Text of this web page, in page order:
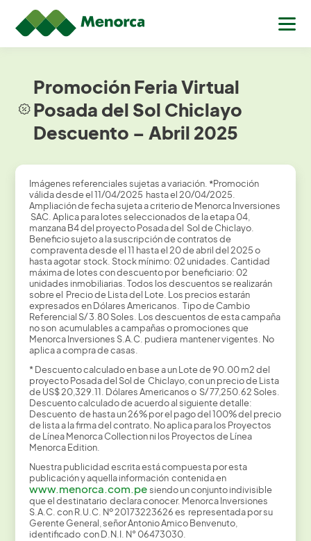
Promoción Feria Virtual
Posada del Sol Chiclayo
Descuento – Abril 2025
Imágenes referenciales sujetas a variación. *Promoción
válida desde el 11/04/2025 hasta el 20/04/2025.
Ampliación de fecha sujeta a criterio de Menorca Inversiones
SAC. Aplica para lotes seleccionados de la etapa 04,
manzana B4 del proyecto Posada del Sol de Chiclayo.
Beneficio sujeto a la suscripción de contratos de
compraventa desde el 11 hasta el 20 de abril del 2025 o
hasta agotar stock. Stock mínimo: 02 unidades. Cantidad
máxima de lotes con descuento por beneficiario: 02
unidades inmobiliarias. Todos los descuentos se realizarán
sobre el Precio de Lista del Lote. Los precios estarán
expresados en Dólares Americanos. Tipo de Cambio
Referencial S/ 3.80 Soles. Los descuentos de esta campaña
no son acumulables a campañas o promociones que
Menorca Inversiones S.A.C. pudiera mantener vigentes. No
aplica a compra de casas.
* Descuento calculado en base a un Lote de 90.00 m2 del
proyecto Posada del Sol de Chiclayo, con un precio de Lista
de US$ 20,329.11. Dólares Americanos o S/ 77,250.62 Soles.
Descuento calculado de acuerdo al siguiente detalle:
Descuento de hasta un 26% por el pago del 100% del precio
de lista a la firma del contrato. No aplica para los Proyectos
de Línea Menorca Collection ni los Proyectos de Línea
Menorca Edition.
Nuestra publicidad escrita está compuesta por esta
publicación y aquella información contenida en
www.menorca.com.pesiendo un conjunto indivisible
que el destinatario declara conocer. Menorca Inversiones
S.A.C. con R.U.C. Nº 20173223626 es representada por su
Gerente General, señor Antonio Amico Benvenuto,
identificado con D.N.I. N° 06473030.